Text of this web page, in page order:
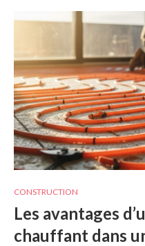
CONSTRUCTION
Les avantages
chauffant dans